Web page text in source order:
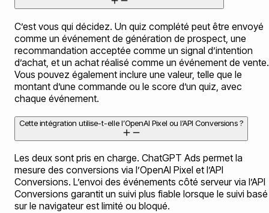
C’est vous qui décidez. Un quiz complété peut être envoyé
comme un événement de génération de prospect, une
recommandation acceptée comme un signal d’intention
d’achat, et un achat réalisé comme un événement de vente.
Vous pouvez également inclure une valeur, telle que le
montant d’une commande ou le score d’un quiz, avec
chaque événement.
Cette intégration utilise-t-elle l’OpenAI Pixel ou l’API Conversions ?
Les deux sont pris en charge. ChatGPT Ads permet la
mesure des conversions via l’OpenAI Pixel et l’API
Conversions. L’envoi des événements côté serveur via l’API
Conversions garantit un suivi plus fiable lorsque le suivi basé
sur le navigateur est limité ou bloqué.